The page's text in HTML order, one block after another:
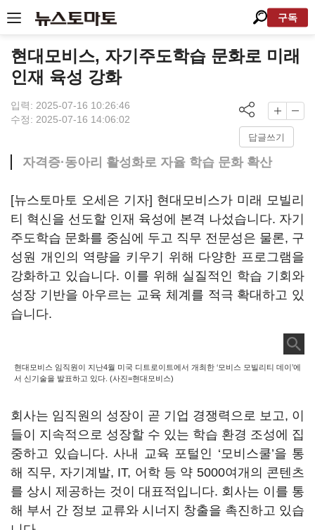
구독
현대모비스, 자기주도학습 문화로 미래
인재 육성 강화
입력: 2025-07-16 10:26:46
수정: 2025-07-16 14:06:02
답글쓰기
자격증·동아리 활성화로 자율 학습 문화 확산
[뉴스토마토 오세은 기자] 현대모비스가 미래 모빌리
티 혁신을 선도할 인재 육성에 본격 나섰습니다. 자기
주도학습 문화를 중심에 두고 직무 전문성은 물론, 구
성원 개인의 역량을 키우기 위해 다양한 프로그램을
강화하고 있습니다. 이를 위해 실질적인 학습 기회와
성장 기반을 아우르는 교육 체계를 적극 확대하고 있
습니다.
현대모비스 임직원이 지난4월 미국 디트로이트에서 개최한 ‘모비스 모빌리티 데이’에
서 신기술을 발표하고 있다. (사진=현대모비스)
회사는 임직원의 성장이 곧 기업 경쟁력으로 보고, 이
들이 지속적으로 성장할 수 있는 학습 환경 조성에 집
중하고 있습니다. 사내 교육 포털인 ‘모비스쿨’을 통
해 직무, 자기계발, IT, 어학 등 약 5000여개의 콘텐츠
를 상시 제공하는 것이 대표적입니다. 회사는 이를 통
해 부서 간 정보 교류와 시너지 창출을 촉진하고 있습